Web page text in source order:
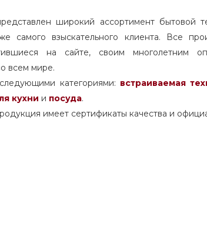
широкий ассортимент бытовой
самого взыскательного клиента. Все
на сайте, своим многолетним
всем мире.
категориями: встраиваемая
кухни и посуда.
имеет сертификаты качества и